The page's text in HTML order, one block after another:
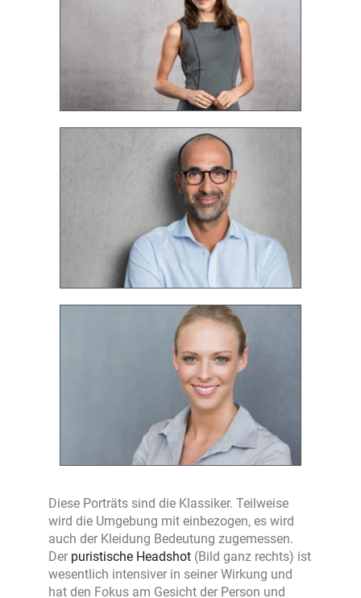
Diese Porträts sind die Klassiker. Teilweise
wird die Umgebung mit einbezogen, es wird
auch der Kleidung Bedeutung zugemessen.
Der puristische Headshot (Bild ganz rechts) ist
wesentlich intensiver in seiner Wirkung und
hat den Fokus am Gesicht der Person und